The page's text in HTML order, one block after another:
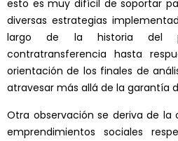
esto es muy difícil de soportar
diversas estrategias
largo de la historia del
contratransferencia hasta
orientación de los finales de
atravesar más allá de la garantía
Otra observación se deriva de la
emprendimientos sociales